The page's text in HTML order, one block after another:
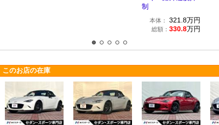
制
本体： 321.8万円
総額： 330.8万円
このお店の在庫